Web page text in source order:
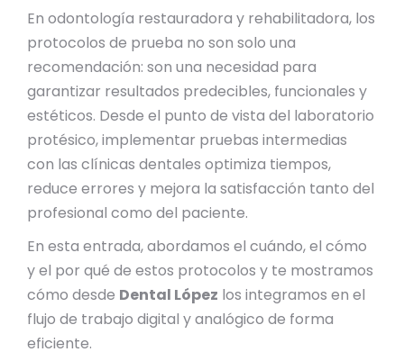
En odontología restauradora y rehabilitadora, los
protocolos de prueba no son solo una
recomendación: son una necesidad para
garantizar resultados predecibles, funcionales y
estéticos. Desde el punto de vista del laboratorio
protésico, implementar pruebas intermedias
con las clínicas dentales optimiza tiempos,
reduce errores y mejora la satisfacción tanto del
profesional como del paciente.
En esta entrada, abordamos el cuándo, el cómo
y el por qué de estos protocolos y te mostramos
cómo desde Dental López los integramos en el
flujo de trabajo digital y analógico de forma
eficiente.